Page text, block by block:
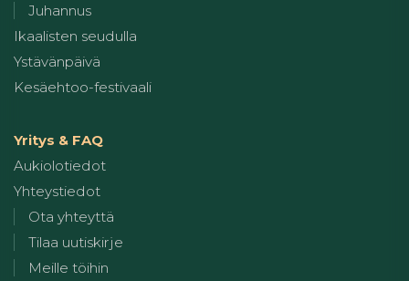
Juhannus
Ikaalisten seudulla
Ystävänpäivä
Kesäehtoo-festivaali
Yritys & FAQ
Aukiolotiedot
Yhteystiedot
Ota yhteyttä
Tilaa uutiskirje
Meille töihin